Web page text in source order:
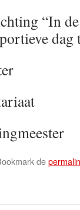
“In
dag
de